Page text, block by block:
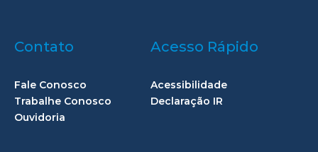
Contato
Fale Conosco
Trabalhe Conosco
Ouvidoria
Acesso Rápido
Acessibilidade
Declaração IR